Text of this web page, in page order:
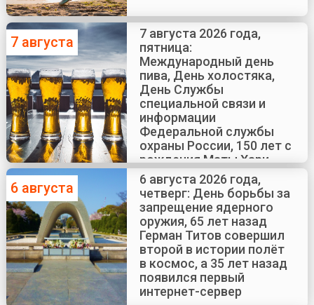
7 августа
7 августа 2026 года,
пятница:
Международный день
пива, День холостяка,
День Службы
специальной связи и
информации
Федеральной службы
охраны России, 150 лет с
рождения Маты Хари
6 августа
6 августа 2026 года,
четверг: День борьбы за
запрещение ядерного
оружия, 65 лет назад
Герман Титов совершил
второй в истории полёт
в космос, а 35 лет назад
появился первый
интернет-сервер